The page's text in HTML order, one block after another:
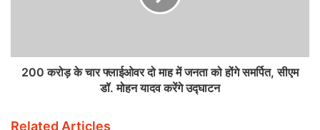
200 करोड़ के चार फ्लाईओवर दो माह में जनता को होंगे समर्पित, सीएम
डॉ. मोहन यादव करेंगे उद्घाटन
Related Articles